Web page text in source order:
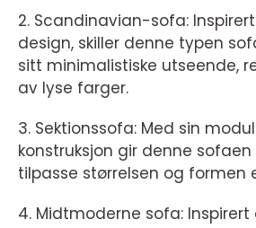
2. Scandinavian-sofa:
design, skiller denne typen
sitt minimalistiske utseende,
av lyse farger.
3. Sektionssofa: Med sin
konstruksjon gir denne
tilpasse størrelsen og formen
4. Midtmoderne sofa: